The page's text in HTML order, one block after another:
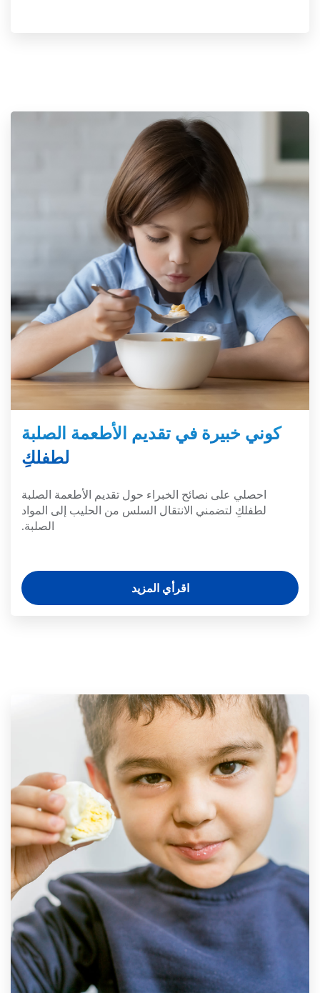
كوني خبيرة في تقديم الأطعمة الصلبة
لطفلكِ
احصلي على نصائح الخبراء حول تقديم الأطعمة الصلبة
لطفلكِ لتضمني الانتقال السلس من الحليب إلى المواد
الصلبة.
اقرأي المزيد